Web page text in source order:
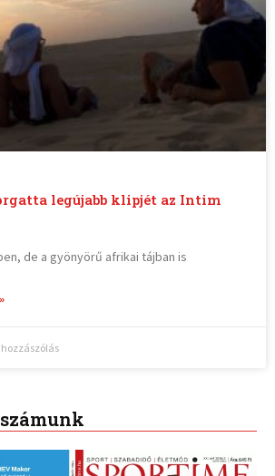
legújabb klipjét az Intim
de a gyönyörű afrikai tájban is